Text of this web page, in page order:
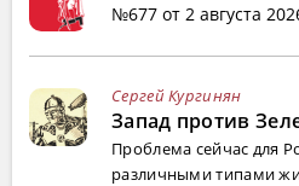
№677 от 2 августа
Сергей Кургинян
Запад против
Проблема сейчас для
различными типами